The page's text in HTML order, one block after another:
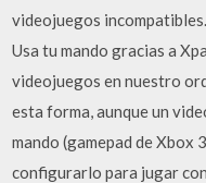
videojuegos
Usa tu mando gracias a
videojuegos en nuestro
esta forma, aunque un
mando (gamepad de
configurarlo para jugar